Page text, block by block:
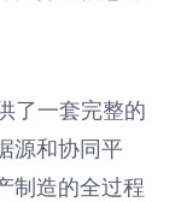
了一套完整的
源和协同平
制造的全过程